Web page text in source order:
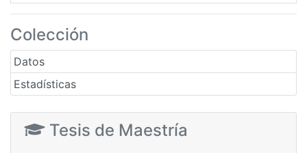
Colección
Datos
Estadísticas
Tesis de Maestría